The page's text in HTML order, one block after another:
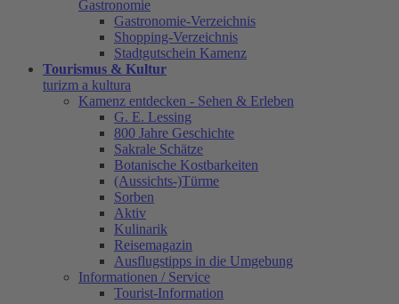
Gastronomie
Gastronomie-Verzeichnis
Shopping-Verzeichnis
Stadtgutschein Kamenz
Tourismus & Kultur
turizm a kultura
Kamenz entdecken - Sehen & Erleben
G. E. Lessing
800 Jahre Geschichte
Sakrale Schätze
Botanische Kostbarkeiten
(Aussichts-)Türme
Sorben
Aktiv
Kulinarik
Reisemagazin
Ausflugstipps in die Umgebung
Informationen / Service
Tourist-Information